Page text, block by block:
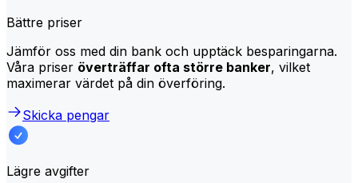
Bättre priser
Jämför oss med din bank och upptäck besparingarna.
Våra priser överträffar ofta större banker, vilket
maximerar värdet på din överföring.
Skicka pengar
Lägre avgifter